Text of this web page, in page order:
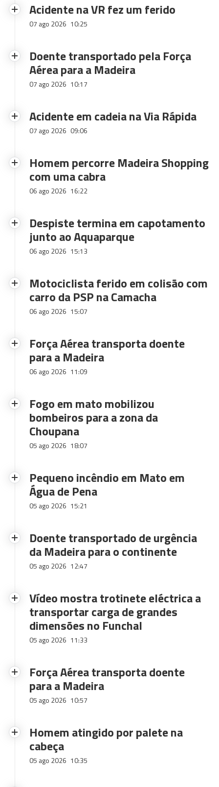
Acidente na VR fez um ferido
07 ago 2026 10:25
Doente transportado pela Força
Aérea para a Madeira
07 ago 2026 10:17
Acidente em cadeia na Via Rápida
07 ago 2026 09:06
Homem percorre Madeira Shopping
com uma cabra
06 ago 2026 16:22
Despiste termina em capotamento
junto ao Aquaparque
06 ago 2026 15:13
Motociclista ferido em colisão com
carro da PSP na Camacha
06 ago 2026 15:07
Força Aérea transporta doente
para a Madeira
06 ago 2026 11:09
Fogo em mato mobilizou
bombeiros para a zona da
Choupana
05 ago 2026 18:07
Pequeno incêndio em Mato em
Água de Pena
05 ago 2026 15:21
Doente transportado de urgência
da Madeira para o continente
05 ago 2026 12:47
Vídeo mostra trotinete eléctrica a
transportar carga de grandes
dimensões no Funchal
05 ago 2026 11:33
Força Aérea transporta doente
para a Madeira
05 ago 2026 10:57
Homem atingido por palete na
cabeça
05 ago 2026 10:35